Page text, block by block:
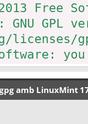
Free
GNU
licenses/
you
amb LinuxMint